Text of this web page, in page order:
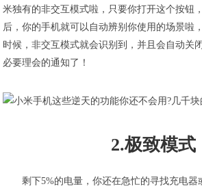
米独有的非交互模式啦，只要你打开这个按钮
后，你的手机就可以自动辨别你使用的场景啦
时候，非交互模式就会识别到，并且会自动关
必要理会的通知了！
2.极致模式
剩下5%的电量，你还在急忙的寻找充电器